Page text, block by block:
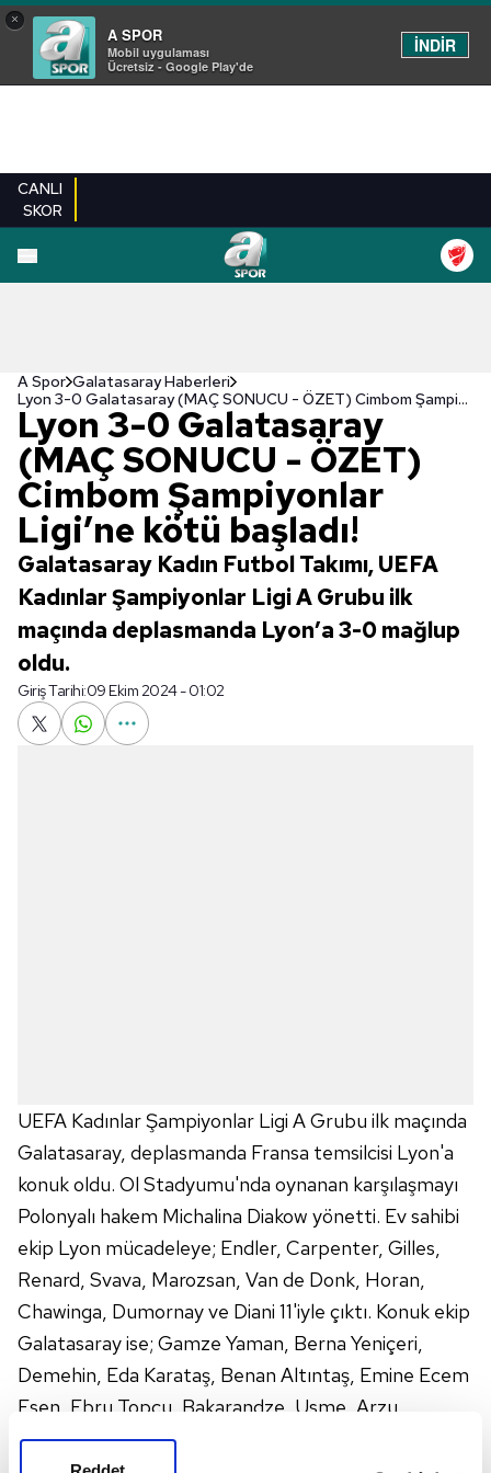
×
A SPOR
Mobil uygulaması
Ücretsiz - Google Play'de
İNDİR
CANLI
SKOR
A Spor Galatasaray Haberleri
Lyon 3-0 Galatasaray (MAÇ SONUCU - ÖZET) Cimbom Şampiyonlar Ligi’ne kötü başladı!
Lyon 3-0 Galatasaray
(MAÇ SONUCU - ÖZET)
Cimbom Şampiyonlar
Ligi’ne kötü başladı!
Galatasaray Kadın Futbol Takımı, UEFA
Kadınlar Şampiyonlar Ligi A Grubu ilk
maçında deplasmanda Lyon’a 3-0 mağlup
oldu.
Giriş Tarihi:09 Ekim 2024 - 01:02
UEFA Kadınlar Şampiyonlar Ligi A Grubu ilk maçında
Galatasaray, deplasmanda Fransa temsilcisi Lyon'a
konuk oldu. Ol Stadyumu'nda oynanan karşılaşmayı
Polonyalı hakem Michalina Diakow yönetti. Ev sahibi
ekip Lyon mücadeleye; Endler, Carpenter, Gilles,
Renard, Svava, Marozsan, Van de Donk, Horan,
Chawinga, Dumornay ve Diani 11'iyle çıktı. Konuk ekip
Galatasaray ise; Gamze Yaman, Berna Yeniçeri,
Demehin, Eda Karataş, Benan Altıntaş, Emine Ecem
Esen, Ebru Topçu, Bakarandze, Usme, Arzu
Karabulut ve Staskova ile sahada yer aldı. Maçın